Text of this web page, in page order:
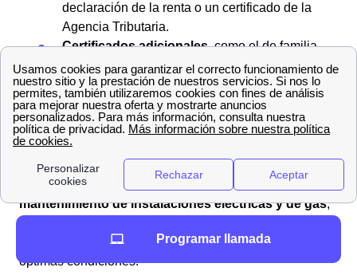
declaración de la renta o un certificado de la
Agencia Tributaria.
Certificados adicionales, como el de familia
numerosa o discapacidad, si corresponde.
Iberdrola La Torre de Fontaubella: Servicios de
mantenimiento y cómo contratarlos
Si buscas mejorar la seguridad y eficiencia de tu hogar,
Iberdrola tiene una variedad de servicios diseñados
para cubrir todas tus necesidades energéticas. Desde el
mantenimiento de instalaciones eléctricas y de gas,
soluciones completas para mantener tu hogar en
óptimas condiciones.
Programar llamada